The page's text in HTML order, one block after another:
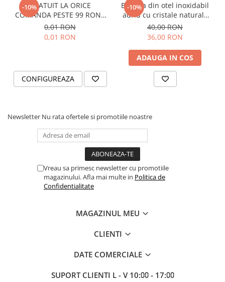
-10%GRATUIT LA ORICE
COMANDA PESTE 99 RON -
Cutie personalizata cadou
Black and Yang
0,01 RON
0,01 RON
CONFIGUREAZA
-10%
Bratara din otel inoxidabil
auriu cu cristale naturale
de pirita - abundenta,
prosperitate, succes
40,00 RON
36,00 RON
ADAUGA IN COS
Newsletter Nu rata ofertele si promotiile noastre
Vreau sa primesc newsletter cu promotiile
magazinului. Afla mai multe in Politica de
Confidentialitate
MAGAZINUL MEU
CLIENTI
DATE COMERCIALE
SUPORT CLIENTI L - V 10:⩇⩇ - 17:⩇⩇